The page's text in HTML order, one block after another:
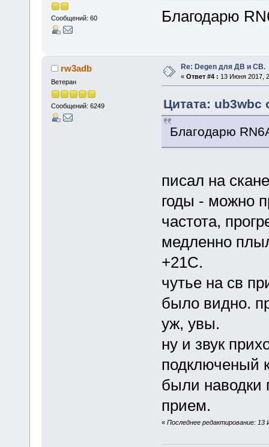
Сообщений: 60 Благодарю
rw3adb
Ветеран
Сообщений: 6249
Re: Degen для ДВ и СВ.
« Ответ #4 : 13 Июня 2017,
Цитата: ub3wbc
Благодарю
писал на
годы - можно
частота,
медленно
+21С.
чутье на св
было видно.
уж, увы.
ну и звук
подключеный
были наводки
прием.
« Последнее редактирование: